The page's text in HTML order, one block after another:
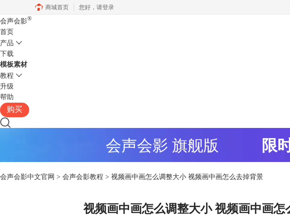
商城首页 您好， 请登录
会声会影®
首页
产品
下载
模板素材
教程
升级
帮助
购买
会声会影 旗舰版 限
会声会影中文官网 > 会声会影教程 > 视频画中画怎么调整大小 视频画中画怎么去掉背景
视频画中画怎么调整大小 视频画中画怎